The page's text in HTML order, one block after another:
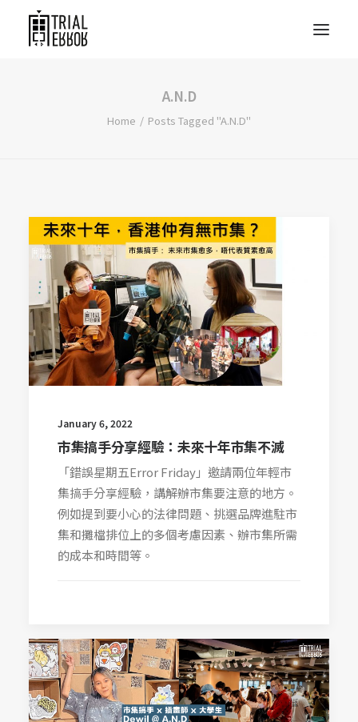
A.N.D
Home Posts Tagged "A.N.D"
January 6, 2022
市集搞手分享經驗：未來十年市集不滅
「錯誤星期五Error Friday」邀請兩位年輕市
集搞手分享經驗，講解辦市集要注意的地方。
例如提到要小心的法律問題、挑選品牌進駐市
集和攤檔排位上的多個考慮因素、辦市集所需
的成本和時間等。